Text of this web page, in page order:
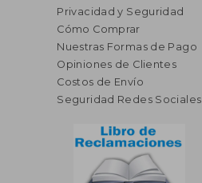
Privacidad y Seguridad
Cómo Comprar
Nuestras Formas de Pago
Opiniones de Clientes
Costos de Envío
Seguridad Redes Sociales